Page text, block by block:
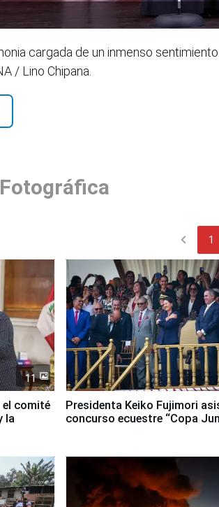
cargada de un inmenso
/ Lino Chipana.
chevron_left 1
11
el comité
la
Presidenta Keiko Fujimori
concurso ecuestre “Copa